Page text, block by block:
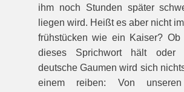
ihm noch Stunden später
liegen wird. Heißt es aber nicht
frühstücken wie ein Kaiser?
dieses Sprichwort hält oder
deutsche Gaumen wird sich
einem reiben: Von unseren